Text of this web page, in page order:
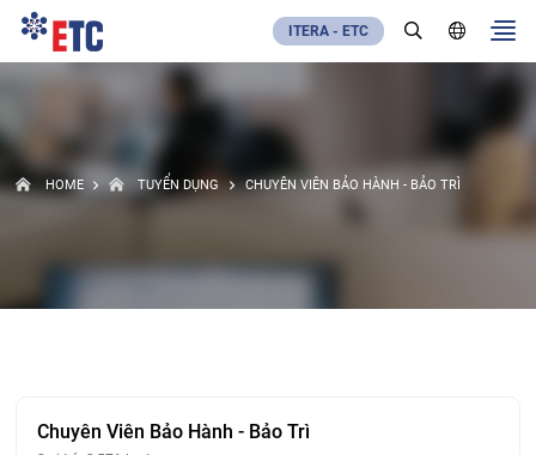
ITERA - ETC
HOME TUYỂN DỤNG CHUYÊN VIÊN BẢO HÀNH - BẢO TRÌ
Chuyên Viên Bảo Hành - Bảo Trì